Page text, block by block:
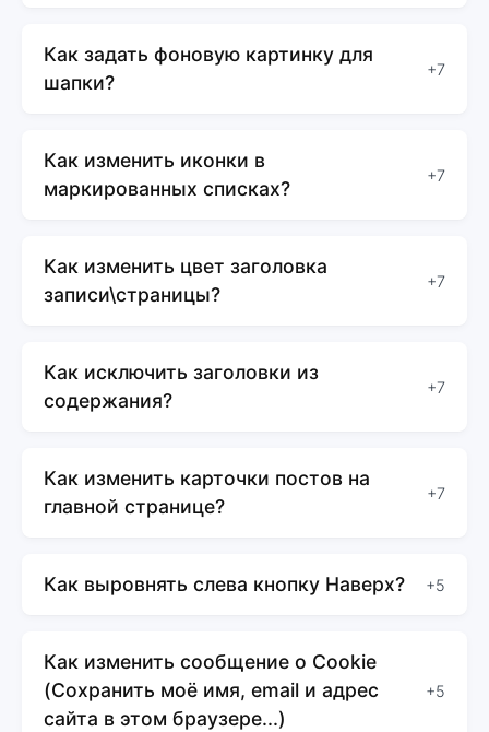
Как задать фоновую картинку для
шапки?
+7
Как изменить иконки в
маркированных списках?
+7
Как изменить цвет заголовка
записи\страницы?
+7
Как исключить заголовки из
содержания?
+7
Как изменить карточки постов на
главной странице?
+7
Как выровнять слева кнопку Наверх? +5
Как изменить сообщение о Cookie
(Сохранить моё имя, email и адрес
сайта в этом браузере...)
+5